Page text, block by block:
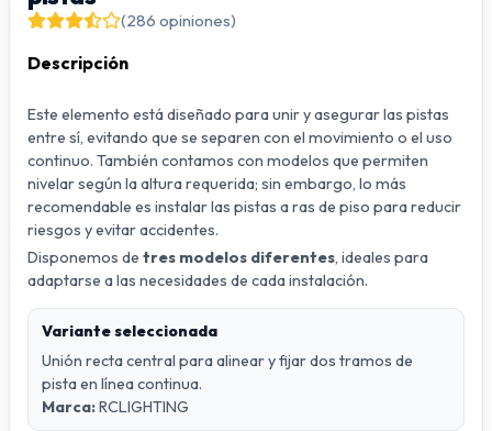
(286 opiniones)
Descripción
Este elemento está diseñado para unir y asegurar las pistas
entre sí, evitando que se separen con el movimiento o el uso
continuo. También contamos con modelos que permiten
nivelar según la altura requerida; sin embargo, lo más
recomendable es instalar las pistas a ras de piso para reducir
riesgos y evitar accidentes.
Disponemos de tres modelos diferentes, ideales para
adaptarse a las necesidades de cada instalación.
Variante seleccionada
Unión recta central para alinear y fijar dos tramos de
pista en línea continua.
Marca:RCLIGHTING